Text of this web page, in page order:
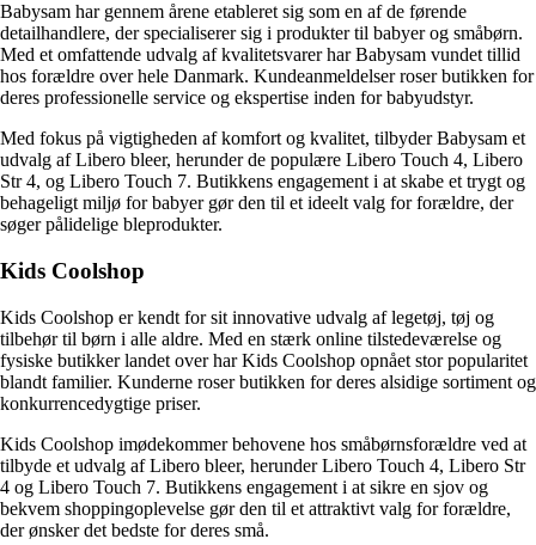
Babysam har gennem årene etableret sig som en af de førende
detailhandlere, der specialiserer sig i produkter til babyer og småbørn.
Med et omfattende udvalg af kvalitetsvarer har Babysam vundet tillid
hos forældre over hele Danmark. Kundeanmeldelser roser butikken for
deres professionelle service og ekspertise inden for babyudstyr.
Med fokus på vigtigheden af komfort og kvalitet, tilbyder Babysam et
udvalg af Libero bleer, herunder de populære Libero Touch 4, Libero
Str 4, og Libero Touch 7. Butikkens engagement i at skabe et trygt og
behageligt miljø for babyer gør den til et ideelt valg for forældre, der
søger pålidelige bleprodukter.
Kids Coolshop
Kids Coolshop er kendt for sit innovative udvalg af legetøj, tøj og
tilbehør til børn i alle aldre. Med en stærk online tilstedeværelse og
fysiske butikker landet over har Kids Coolshop opnået stor popularitet
blandt familier. Kunderne roser butikken for deres alsidige sortiment og
konkurrencedygtige priser.
Kids Coolshop imødekommer behovene hos småbørnsforældre ved at
tilbyde et udvalg af Libero bleer, herunder Libero Touch 4, Libero Str
4 og Libero Touch 7. Butikkens engagement i at sikre en sjov og
bekvem shoppingoplevelse gør den til et attraktivt valg for forældre,
der ønsker det bedste for deres små.